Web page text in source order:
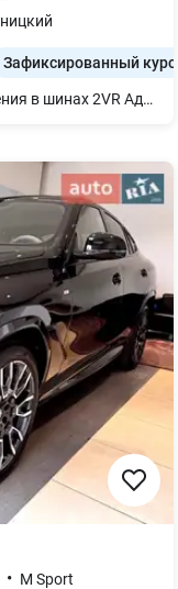
Зафиксированный курс
258 Шины `Runflat` 2VB Индикатор давления в шинах 2VR Адаптивная пневматическая подвеска 423 Велюровые коврики 4LM Планы в салоне из ценной породы дерева `Fineline` Black` с металлическим эффектом `high-gloss` 5AS Driving Assistant 6AE Teleservices 6AF Legal экстренный вызов 6AK ConnectedDrive Services 6C6 Пакет Connected неограниченный 6NX Беспроводная зарядка с охлаждением устройства 85A Меню на украинском языке 89Z Руководство пользователя на украинском языке 7RS Пакет `Comfort` 4HA Подогрев передних и задних сидений 4HB Передний пакет подогрева 44A Термоподстаканник
• M Sport